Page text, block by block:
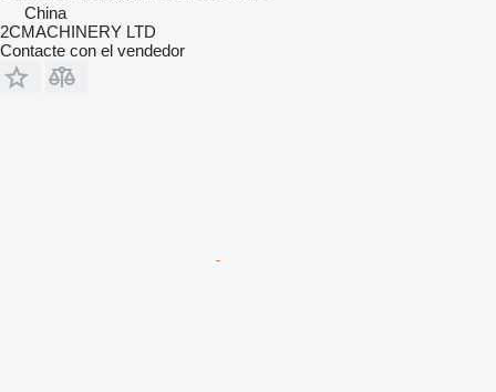
China
2CMACHINERY LTD
Contacte con el vendedor